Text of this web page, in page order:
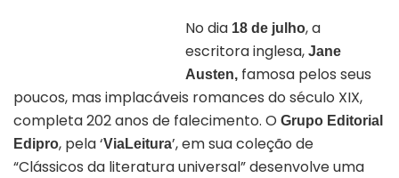
No dia 18 de julho, a
escritora inglesa, Jane
Austen, famosa pelos seus
poucos, mas implacáveis romances do século XIX,
completa 202 anos de falecimento. O Grupo Editorial
Edipro, pela ‘ViaLeitura’, em sua coleção de
“Clássicos da literatura universal” desenvolve uma